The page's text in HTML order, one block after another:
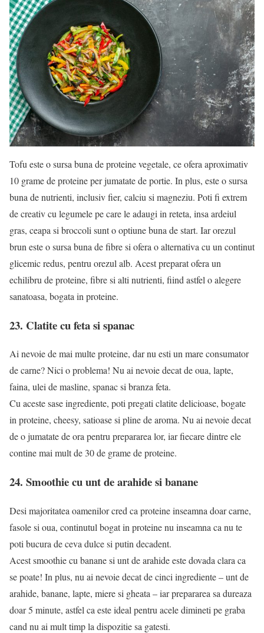
Tofu este o sursa buna de proteine vegetale, ce ofera aproximativ
10 grame de proteine per jumatate de portie. In plus, este o sursa
buna de nutrienti, inclusiv fier, calciu si magneziu. Poti fi extrem
de creativ cu legumele pe care le adaugi in reteta, insa ardeiul
gras, ceapa si broccoli sunt o optiune buna de start. Iar orezul
brun este o sursa buna de fibre si ofera o alternativa cu un continut
glicemic redus, pentru orezul alb. Acest preparat ofera un
echilibru de proteine, fibre si alti nutrienti, fiind astfel o alegere
sanatoasa, bogata in proteine.
23. Clatite cu feta si spanac
Ai nevoie de mai multe proteine, dar nu esti un mare consumator
de carne? Nici o problema! Nu ai nevoie decat de oua, lapte,
faina, ulei de masline, spanac si branza feta.
Cu aceste sase ingrediente, poti pregati clatite delicioase, bogate
in proteine, cheesy, satioase si pline de aroma. Nu ai nevoie decat
de o jumatate de ora pentru prepararea lor, iar fiecare dintre ele
contine mai mult de 30 de grame de proteine.
24. Smoothie cu unt de arahide si banane
Desi majoritatea oamenilor cred ca proteine inseamna doar carne,
fasole si oua, continutul bogat in proteine nu inseamna ca nu te
poti bucura de ceva dulce si putin decadent.
Acest smoothie cu banane si unt de arahide este dovada clara ca
se poate! In plus, nu ai nevoie decat de cinci ingrediente – unt de
arahide, banane, lapte, miere si gheata – iar prepararea sa dureaza
doar 5 minute, astfel ca este ideal pentru acele dimineti pe graba
cand nu ai mult timp la dispozitie sa gatesti.